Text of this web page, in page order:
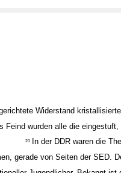
Widerstand
Feind wurden alle die eingestuft,
In der DDR waren die
gerade von Seiten der SED.